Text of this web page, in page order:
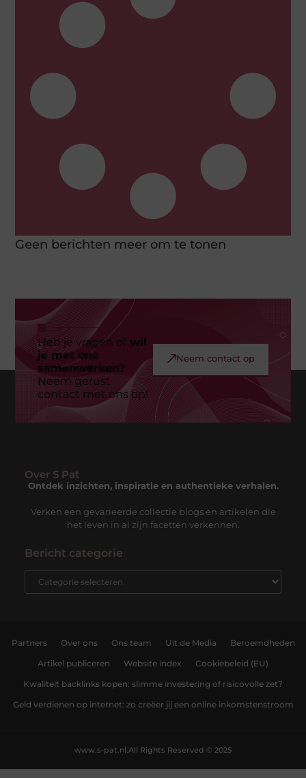
Geen berichten meer om te tonen
Heb je vragen ofwil
je met ons
samenwerken?
Neem gerust
contact met ons op!
Neem contact op
Over S Pat
Ontdek inzichten, inspiratie en authentieke verhalen.
Verken een gevarieerde collectie blogs en artikelen die
het leven in al zijn facetten verkennen.
Bericht categorie
Partners Over ons Ons team Uit de Media Beroemdheden
Artikel publiceren Website index Cookiebeleid (EU)
Kwaliteit backlinks kopen: slimme investering of risicovolle zet?
Geld verdienen op internet: zo creëer jij een online inkomstenstroom
All Rights Reserved © 2025
www.s-pat.nl.